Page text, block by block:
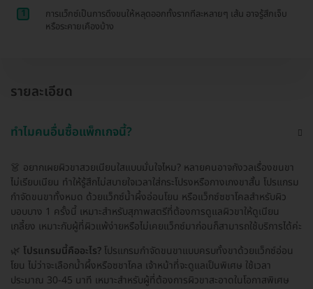
1
การแว็กซ์เป็นการดึงขนให้หลุดออกทั้งรากทีละหลายๆ เส้น อาจรู้สึกเจ็บ
หรือระคายเคืองบ้าง
รายละเอียด
ทำไมคนอื่นซื้อแพ็กเกจนี้?
👗 อยากเผยผิวขาสวยเนียนใสแบบมั่นใจไหม? หลายคนอาจกังวลเรื่องขนขา
ไม่เรียบเนียน ทำให้รู้สึกไม่สบายใจเวลาใส่กระโปรงหรือกางเกงขาสั้น โปรแกรม
กำจัดขนขาทั้งหมด ด้วยแว็กซ์น้ำผึ้งอ่อนโยน หรือแว็กซ์ซชาโคลสำหรับผิว
บอบบาง 1 ครั้งนี้ เหมาะสำหรับสุภาพสตรีที่ต้องการดูแลผิวขาให้ดูเนียน
เกลี้ยง เหมาะกับผู้ที่ผิวแพ้ง่ายหรือไม่เคยแว็กซ์มาก่อนก็สามารถใช้บริการได้ค่ะ
🌿 โปรแกรมนี้คืออะไร? โปรแกรมกำจัดขนขาแบบครบทั้งขาด้วยแว็กซ์อ่อน
โยน ไม่ว่าจะเลือกน้ำผึ้งหรือซชาโคล เจ้าหน้าที่จะดูแลเป็นพิเศษ ใช้เวลา
ประมาณ 30-45 นาที เหมาะสำหรับผู้ที่ต้องการผิวขาสะอาดในโอกาสพิเศษ